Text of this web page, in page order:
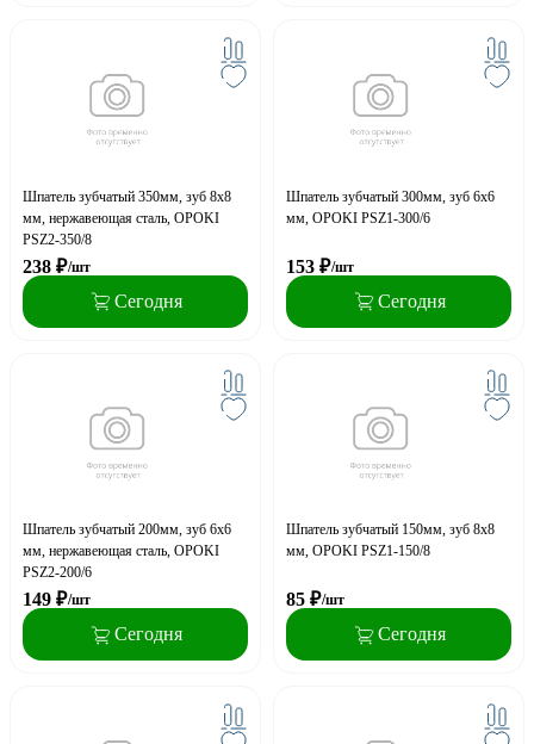
Шпатель зубчатый 350мм, зуб 8х8
мм, нержавеющая сталь, OPOKI
PSZ2-350/8
238 ₽/шт
Сегодня
Шпатель зубчатый 300мм, зуб 6х6
мм, OPOKI PSZ1-300/6
153 ₽/шт
Сегодня
Шпатель зубчатый 200мм, зуб 6х6
мм, нержавеющая сталь, OPOKI
PSZ2-200/6
149 ₽/шт
Сегодня
Шпатель зубчатый 150мм, зуб 8х8
мм, OPOKI PSZ1-150/8
85 ₽/шт
Сегодня